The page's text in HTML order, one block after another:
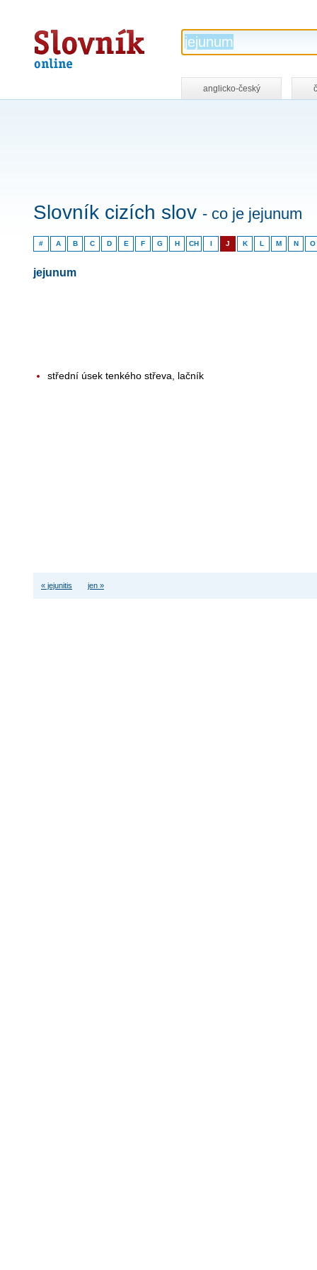
Slovník
online
anglicko-český
Slovník cizích slov - co je jejunum
# A B C D E F G H CH I J K L M N O
jejunum
střední úsek tenkého střeva, lačník
« jejunitis jen »